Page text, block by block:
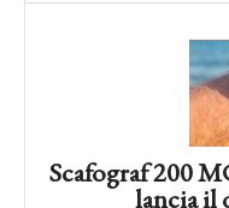
Scafograf 200
lancia il
F.P.Journe in
fenomeno da